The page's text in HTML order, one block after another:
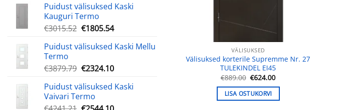
oli:
€2984.09.
on:
Puidust välisuksed Kaski
Kauguri Termo
€3015.52 Algne
oli:
€1805.54Praegune
on:
Puidust välisuksed Kaski Mellu
Termo
€3879.79 Algne
oli:
€3879.79.
€2324.10Praegune
on:
Puidust välisuksed Kaski
Vaivari Termo
VÄLISUKSED
Välisuksed korterile Supremme Nr. 27
TULEKINDEL EI45
€889.00 Algne
oli:
€889.00.
€624.00Praegune
on:
LISA OSTUKORVI